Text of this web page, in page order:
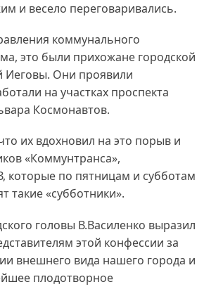
и весело переговаривались.
коммунального
это были прихожане городской
Иеговы. Они проявили
на участках проспекта
Космонавтов.
их вдохновил на это порыв и
«Коммунтранса»,
которые по пятницам и субботам
такие «субботники».
головы В.Василенко выразил
этой конфессии за
внешнего вида нашего города и
плодотворное